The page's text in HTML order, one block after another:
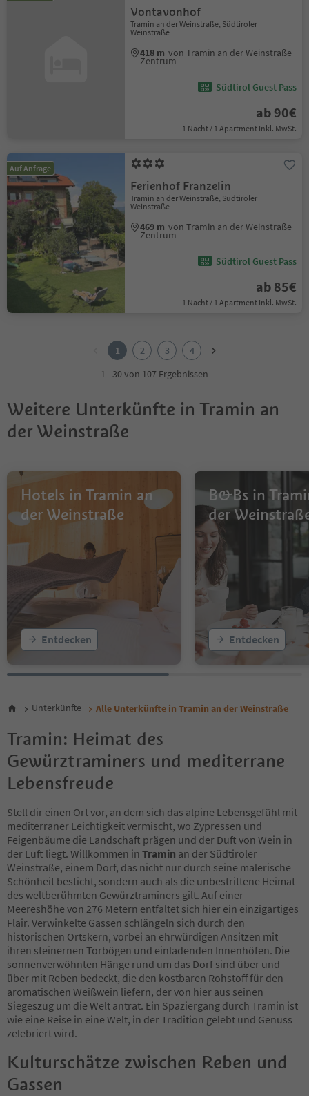
Vontavonhof
Tramin an der Weinstraße, Südtiroler
Weinstraße
418 m von Tramin an der Weinstraße
Zentrum
Südtirol Guest Pass
ab 90€
1 Nacht / 1 Apartment Inkl. MwSt.
Auf Anfrage
Ferienhof Franzelin
Tramin an der Weinstraße, Südtiroler
Weinstraße
469 m von Tramin an der Weinstraße
Zentrum
Südtirol Guest Pass
ab 85€
1 Nacht / 1 Apartment Inkl. MwSt.
1 2 3
4
1 - 30 von 107 Ergebnissen
Weitere Unterkünfte in Tramin an
der Weinstraße
Hotels in Tramin an
der Weinstraße
Entdecken
B&Bs in
der
Entdecken
Unterkünfte Alle Unterkünfte in Tramin an der Weinstraße
Tramin: Heimat des
Gewürztraminers und mediterrane
Lebensfreude
Stell dir einen Ort vor, an dem sich das alpine Lebensgefühl mit
mediterraner Leichtigkeit vermischt, wo Zypressen und
Feigenbäume die Landschaft prägen und der Duft von Wein in
der Luft liegt. Willkommen in Tramin an der Südtiroler
Weinstraße, einem Dorf, das nicht nur durch seine malerische
Schönheit besticht, sondern auch als die unbestrittene Heimat
des weltberühmten Gewürztraminers gilt. Auf einer
Meereshöhe von 276 Metern entfaltet sich hier ein einzigartiges
Flair. Verwinkelte Gassen schlängeln sich durch den
historischen Ortskern, vorbei an ehrwürdigen Ansitzen mit
ihren steinernen Torbögen und einladenden Innenhöfen. Die
sonnenverwöhnten Hänge rund um das Dorf sind über und
über mit Reben bedeckt, die den kostbaren Rohstoff für den
aromatischen Weißwein liefern, der von hier aus seinen
Siegeszug um die Welt antrat. Ein Spaziergang durch Tramin ist
wie eine Reise in eine Welt, in der Tradition gelebt und Genuss
zelebriert wird.
Kulturschätze zwischen Reben und
Gassen